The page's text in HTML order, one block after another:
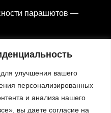
улучшения вашего
персонализированных
и анализа нашего
вы даете согласие на
парашютов —